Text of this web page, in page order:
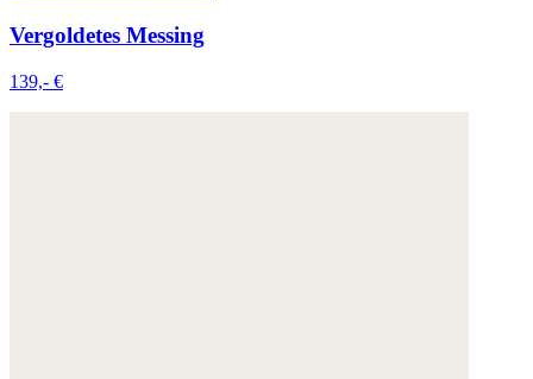
Vergoldetes Messing
139,- €